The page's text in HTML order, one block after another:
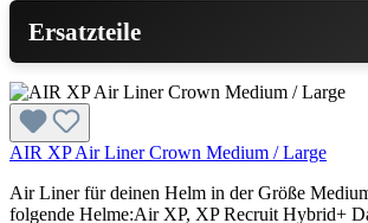
Ersatzteile
AIR XP Air Liner Crown Medium / Large
Air Liner für deinen Helm in der Größe
folgende Helme:Air XP, XP Recruit Hybrid+